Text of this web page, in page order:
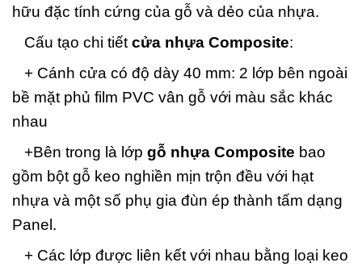
hữu đặc tính cứng của gỗ và dẻo của nhựa.
Cấu tạo chi tiết cửa nhựa Composite:
+ Cánh cửa có độ dày 40 mm: 2 lớp bên ngoài
bề mặt phủ film PVC vân gỗ với màu sắc khác
nhau
+Bên trong là lớp gỗ nhựa Composite bao
gồm bột gỗ keo nghiền mịn trộn đều với hạt
nhựa và một số phụ gia đùn ép thành tấm dạng
Panel.
+ Các lớp được liên kết với nhau bằng loại keo